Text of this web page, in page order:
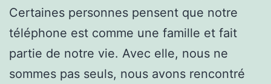
Certaines personnes pensent que notre
téléphone est comme une famille et fait
partie de notre vie. Avec elle, nous ne
sommes pas seuls, nous avons rencontré